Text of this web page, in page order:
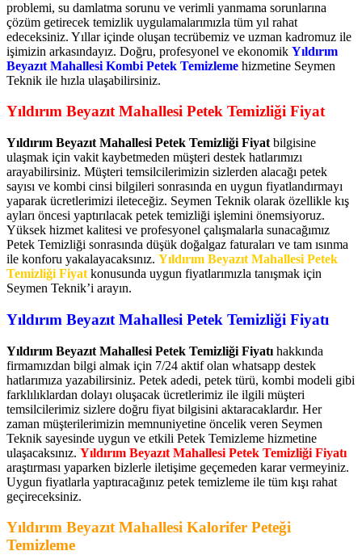
problemi, su damlatma sorunu ve verimli yanmama sorunlarına
çözüm getirecek temizlik uygulamalarımızla tüm yıl rahat
edeceksiniz. Yıllar içinde oluşan tecrübemiz ve uzman kadromuz ile
işimizin arkasındayız. Doğru, profesyonel ve ekonomik Yıldırım
Beyazıt Mahallesi Kombi Petek Temizleme hizmetine Seymen
Teknik ile hızla ulaşabilirsiniz.
Yıldırım Beyazıt Mahallesi Petek Temizliği Fiyat
Yıldırım Beyazıt Mahallesi Petek Temizliği Fiyat bilgisine
ulaşmak için vakit kaybetmeden müşteri destek hatlarımızı
arayabilirsiniz. Müşteri temsilcilerimizin sizlerden alacağı petek
sayısı ve kombi cinsi bilgileri sonrasında en uygun fiyatlandırmayı
yaparak ücretlerimizi ileteceğiz. Seymen Teknik olarak özellikle kış
ayları öncesi yaptırılacak petek temizliği işlemini önemsiyoruz.
Yüksek hizmet kalitesi ve profesyonel çalışmalarla sunacağımız
Petek Temizliği sonrasında düşük doğalgaz faturaları ve tam ısınma
ile konforu yakalayacaksınız. Yıldırım Beyazıt Mahallesi Petek
Temizliği Fiyat konusunda uygun fiyatlarımızla tanışmak için
Seymen Teknik’i arayın.
Yıldırım Beyazıt Mahallesi Petek Temizliği Fiyatı
Yıldırım Beyazıt Mahallesi Petek Temizliği Fiyatı hakkında
firmamızdan bilgi almak için 7/24 aktif olan whatsapp destek
hatlarımıza yazabilirsiniz. Petek adedi, petek türü, kombi modeli gibi
farklılıklardan dolayı oluşacak ücretlerimiz ile ilgili müşteri
temsilcilerimiz sizlere doğru fiyat bilgisini aktaracaklardır. Her
zaman müşterilerimizin memnuniyetine öncelik veren Seymen
Teknik sayesinde uygun ve etkili Petek Temizleme hizmetine
ulaşacaksınız. Yıldırım Beyazıt Mahallesi Petek Temizliği Fiyatı
araştırması yaparken bizlerle iletişime geçemeden karar vermeyiniz.
Uygun fiyatlarla yaptıracağınız petek temizleme ile tüm kışı rahat
geçireceksiniz.
Yıldırım Beyazıt Mahallesi Kalorifer Peteği
Temizleme